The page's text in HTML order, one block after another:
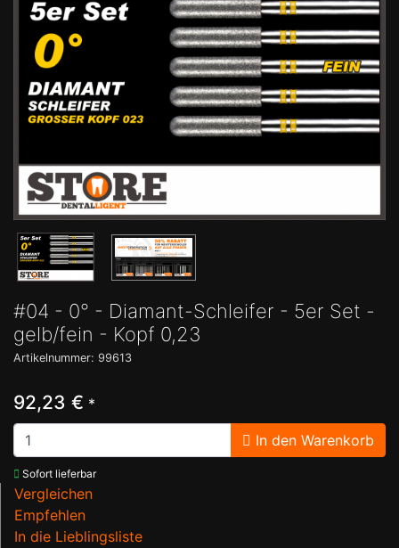
#04 - 0° - Diamant-Schleifer - 5er Set -
gelb/fein - Kopf 0,23
Artikelnummer: 99613
92,23 € *
In den Warenkorb
Sofort lieferbar
Vergleichen
Empfehlen
In die Lieblingsliste